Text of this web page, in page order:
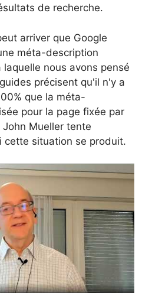
de recherche.
arriver que Google
méta-description
nous avons pensé
précisent qu'il n'y a
que la méta-
pour la page fixée par
Mueller tente
cette situation se produit.